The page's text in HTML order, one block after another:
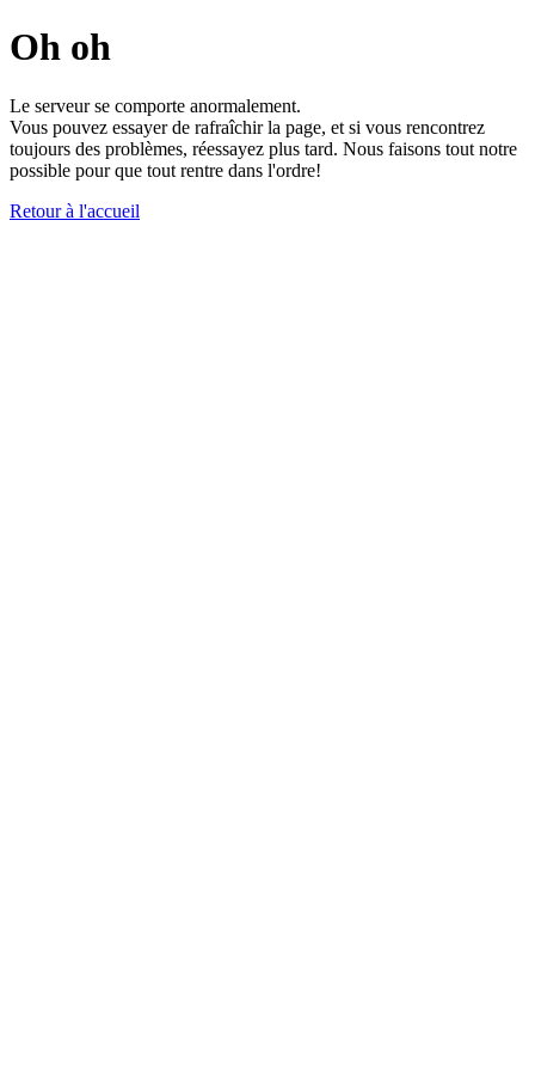
Oh oh
Le serveur se comporte anormalement.
Vous pouvez essayer de rafraîchir la page, et si vous rencontrez
toujours des problèmes, réessayez plus tard. Nous faisons tout notre
possible pour que tout rentre dans l'ordre!
Retour à l'accueil